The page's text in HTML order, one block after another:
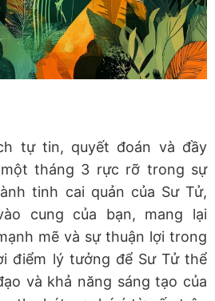
tự tin, quyết đoán và đầy
tháng 3 rực rỡ trong sự
tinh cai quản của Sư Tử,
cung của bạn, mang lại
mẽ và sự thuận lợi trong
điểm lý tưởng để Sư Tử thể
và khả năng sáng tạo của